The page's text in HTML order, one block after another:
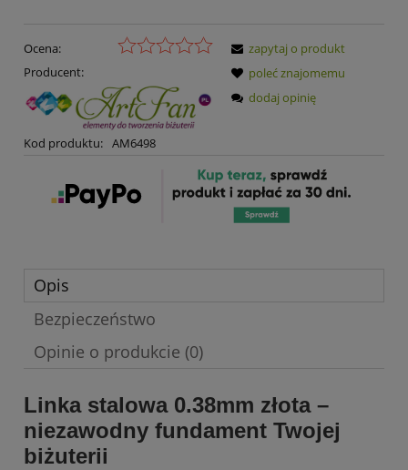
Ocena:
Producent:
Kod produktu: AM6498
zapytaj o produkt
poleć znajomemu
dodaj opinię
Opis
Bezpieczeństwo
Opinie o produkcie (0)
Linka stalowa 0.38mm złota –
niezawodny fundament Twojej
biżuterii